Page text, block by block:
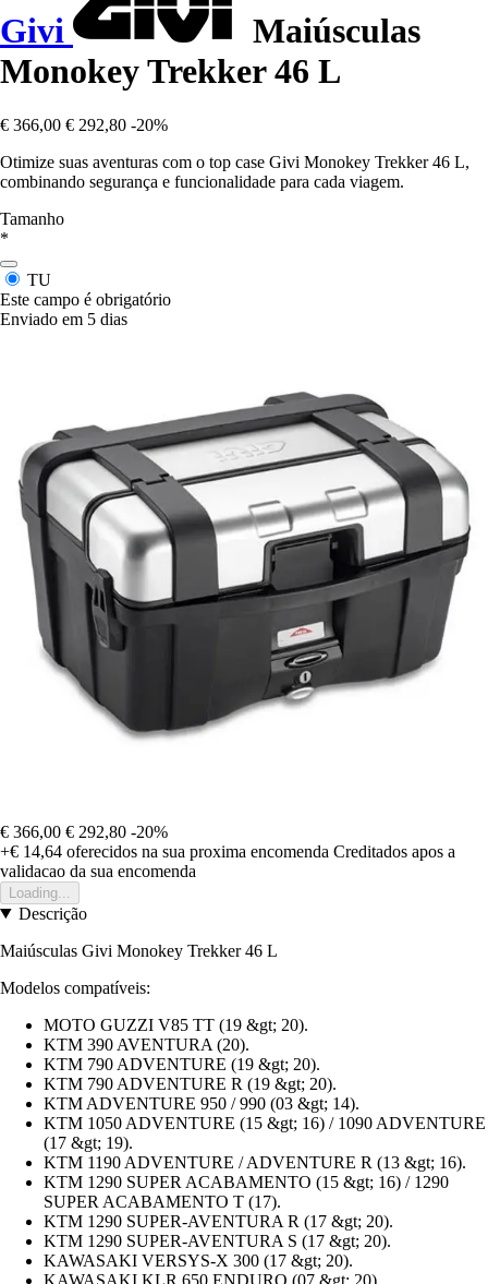
Givi
Maiúsculas
Monokey Trekker 46 L
€ 366,00 € 292,80 -20%
Otimize suas aventuras com o top case Givi Monokey Trekker 46 L,
combinando segurança e funcionalidade para cada viagem.
Tamanho
*
TU
Este campo é obrigatório
Enviado em 5 dias
€ 366,00 € 292,80 -20%
+€ 14,64 oferecidos na sua proxima encomenda Creditados apos a
validacao da sua encomenda
Loading...
Descrição
Maiúsculas Givi Monokey Trekker 46 L
Modelos compatíveis:
MOTO GUZZI V85 TT (19 &gt; 20).
KTM 390 AVENTURA (20).
KTM 790 ADVENTURE (19 &gt; 20).
KTM 790 ADVENTURE R (19 &gt; 20).
KTM ADVENTURE 950 / 990 (03 &gt; 14).
KTM 1050 ADVENTURE (15 &gt; 16) / 1090 ADVENTURE
(17 &gt; 19).
KTM 1190 ADVENTURE / ADVENTURE R (13 &gt; 16).
KTM 1290 SUPER ACABAMENTO (15 &gt; 16) / 1290
SUPER ACABAMENTO T (17).
KTM 1290 SUPER-AVENTURA R (17 &gt; 20).
KTM 1290 SUPER-AVENTURA S (17 &gt; 20).
KAWASAKI VERSYS-X 300 (17 &gt; 20).
KAWASAKI KLR 650 ENDURO (07 &gt; 20).